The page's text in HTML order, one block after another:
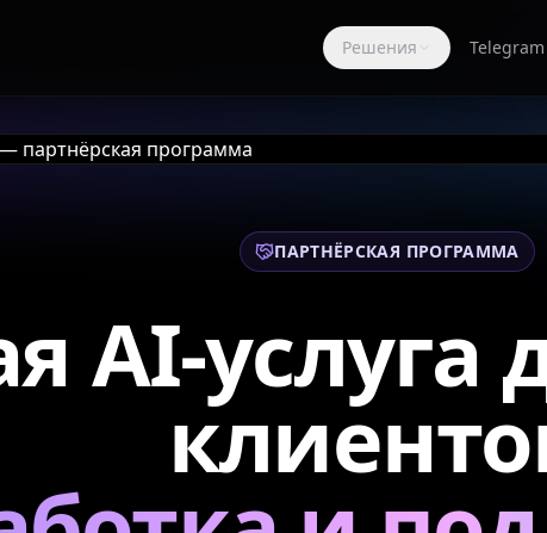
Решения
ПАРТНЁРСКАЯ ПРОГРАММА
AI-услуга